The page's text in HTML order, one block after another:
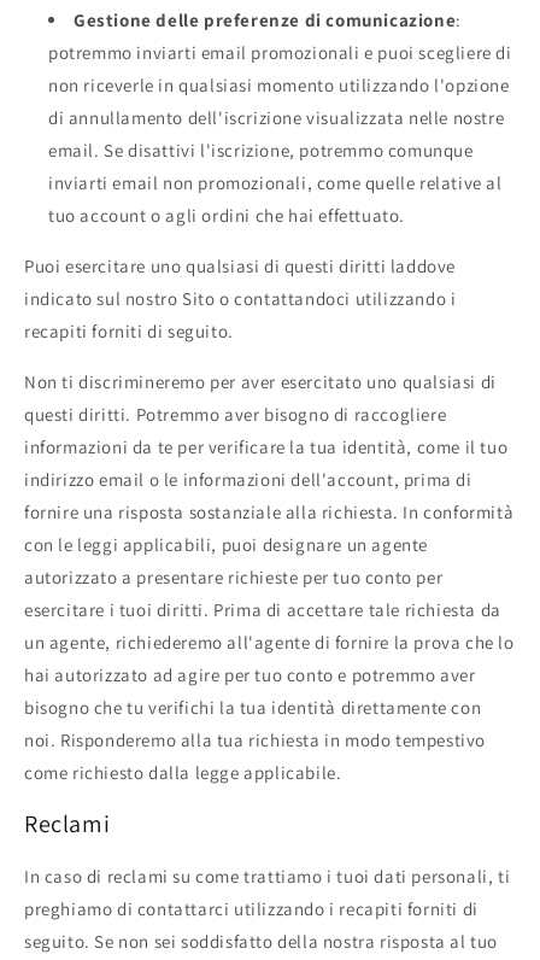
Gestione delle preferenze di comunicazione:
potremmo inviarti email promozionali e puoi scegliere di
non riceverle in qualsiasi momento utilizzando l'opzione
di annullamento dell'iscrizione visualizzata nelle nostre
email. Se disattivi l'iscrizione, potremmo comunque
inviarti email non promozionali, come quelle relative al
tuo account o agli ordini che hai effettuato.
Puoi esercitare uno qualsiasi di questi diritti laddove
indicato sul nostro Sito o contattandoci utilizzando i
recapiti forniti di seguito.
Non ti discrimineremo per aver esercitato uno qualsiasi di
questi diritti. Potremmo aver bisogno di raccogliere
informazioni da te per verificare la tua identità, come il tuo
indirizzo email o le informazioni dell'account, prima di
fornire una risposta sostanziale alla richiesta. In conformità
con le leggi applicabili, puoi designare un agente
autorizzato a presentare richieste per tuo conto per
esercitare i tuoi diritti. Prima di accettare tale richiesta da
un agente, richiederemo all'agente di fornire la prova che lo
hai autorizzato ad agire per tuo conto e potremmo aver
bisogno che tu verifichi la tua identità direttamente con
noi. Risponderemo alla tua richiesta in modo tempestivo
come richiesto dalla legge applicabile.
Reclami
In caso di reclami su come trattiamo i tuoi dati personali, ti
preghiamo di contattarci utilizzando i recapiti forniti di
seguito. Se non sei soddisfatto della nostra risposta al tuo